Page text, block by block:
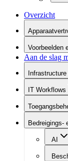
Overzicht
Voorbeelden
Aan de slag
IT Workflows
Bedreigings-
AI